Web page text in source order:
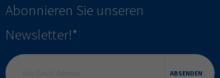
Abonnieren Sie unseren
Newsletter!*
ABSENDEN